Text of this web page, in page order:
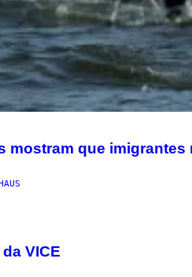
mostram que
VICE